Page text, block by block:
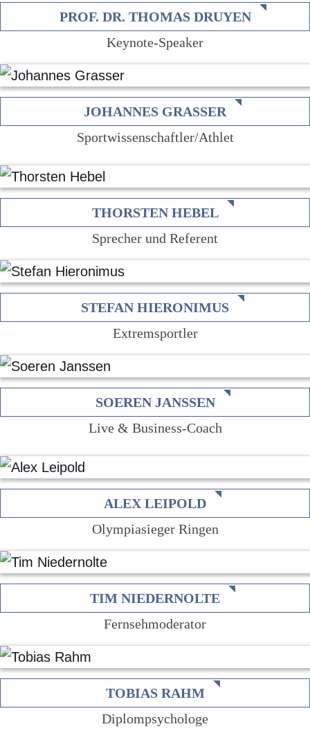
PROF. DR. THOMAS DRUYEN
Keynote-Speaker
JOHANNES GRASSER
Sportwissenschaftler/Athlet
THORSTEN HEBEL
Sprecher und Referent
STEFAN HIERONIMUS
Extremsportler
SOEREN JANSSEN
Live & Business-Coach
ALEX LEIPOLD
Olympiasieger Ringen
TIM NIEDERNOLTE
Fernsehmoderator
TOBIAS RAHM
Diplompsychologe